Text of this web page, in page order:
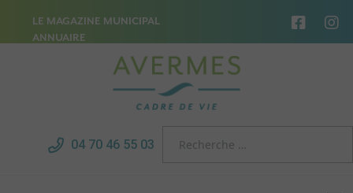
LE MAGAZINE MUNICIPAL
ANNUAIRE
04 70 46 55 03